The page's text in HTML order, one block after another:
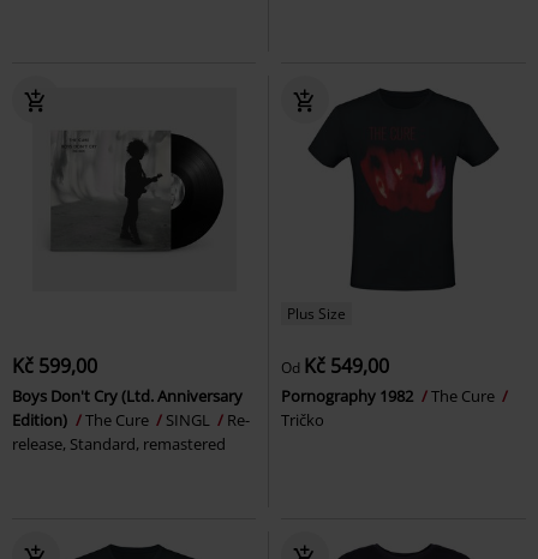
Kč 599,00
Boys Don't Cry (Ltd. Anniversary
Edition)
The Cure SINGL
Re-
release, Standard, remastered
Plus Size
Od Kč 549,00
Pornography 1982
The Cure
Tričko